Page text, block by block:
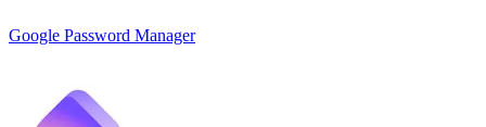
Google Password Manager